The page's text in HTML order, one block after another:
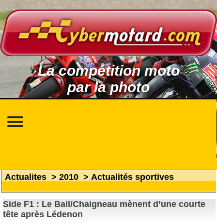
La compétition moto
par la photo
Actualites > 2010 > Actualités sportives
Side F1 : Le Bail/Chaigneau mènent d’une courte
tête après Lédenon